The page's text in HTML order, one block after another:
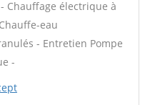
Chauffage électrique à
eau
- Entretien Pompe
-